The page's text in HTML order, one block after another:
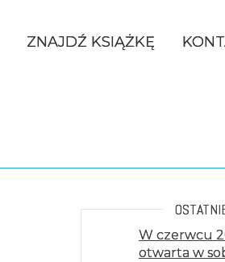
OSOBOWYCH
ZNAJDŹ KSIĄŻKĘ
W czerwcu
otwarta w